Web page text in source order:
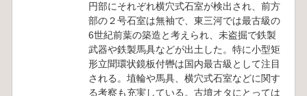
円部にそれぞれ横穴式石室が検出され、前方
部の２号石室は無袖で、東三河では最古級の
6世紀前葉の築造と考えられ、未盗掘で鉄製
武器や鉄製馬具などが出土した。特に小型矩
形立聞環状鏡板付轡は国内最古級として注目
される。埴輪や馬具、横穴式石室などに関す
る考察も充実している。古墳オタにとっては